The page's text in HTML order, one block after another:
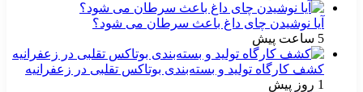
آیا نوشیدن چای داغ باعث سرطان می شود؟
5 ساعت پیش
کشف کارگاه تولید و بسته‌بندی بوتاکس تقلبی در زعفرانیه
1 روز پیش